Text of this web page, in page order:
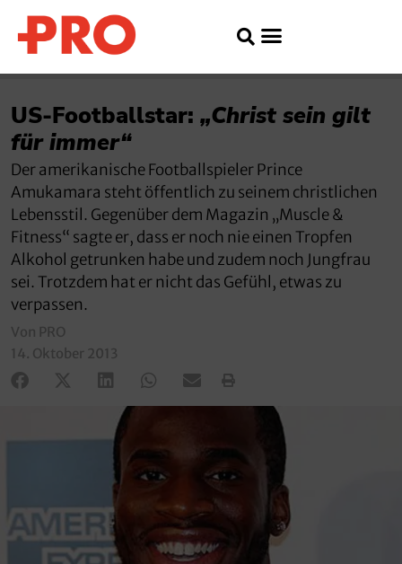
US-Footballstar: „Christ sein gilt
für immer“
Der amerikanische Footballspieler Prince
Amukamara steht öffentlich zu seinem christlichen
Lebensstil. Gegenüber dem Magazin „Muscle &
Fitness“ sagte er, dass er noch nie einen Tropfen
Alkohol getrunken habe und zudem noch Jungfrau
sei. Trotzdem hat er nicht das Gefühl, etwas zu
verpassen.
Von PRO
14. Oktober 2013